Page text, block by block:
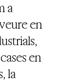
a
en
en
la